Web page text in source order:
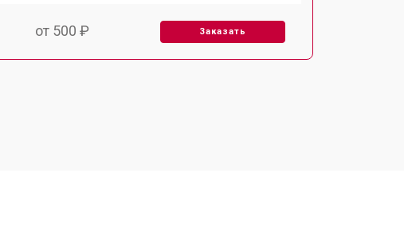
от 500 ₽ Заказать